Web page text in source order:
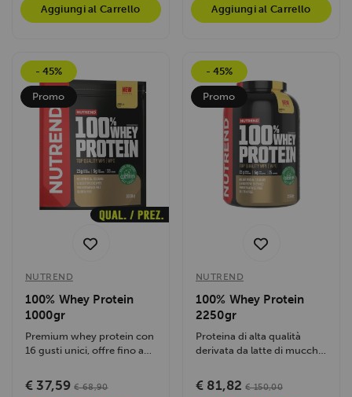
Aggiungi al Carrello Aggiungi al Carrello
- 45%
Promo
NUTREND
100% Whey Protein
1000gr
Premium whey protein con
16 gusti unici, offre fino a
BCAA...
€ 37,59 € 68,90
- 45%
Promo
NUTREND
100% Whey Protein
2250gr
Proteina di alta qualità
derivata da latte di mucche
gusti...
€ 81,82 € 150,00